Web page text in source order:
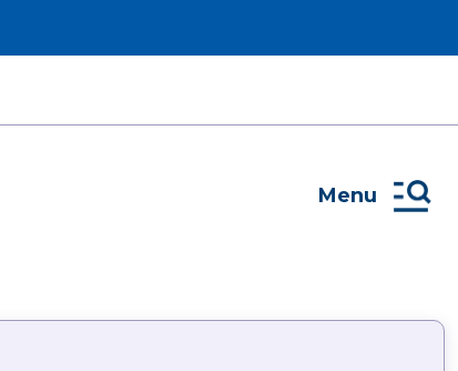
Menu